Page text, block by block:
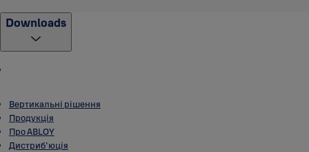
Downloads
Вертикальні рішення
Продукція
Про ABLOY
Дистриб'юція